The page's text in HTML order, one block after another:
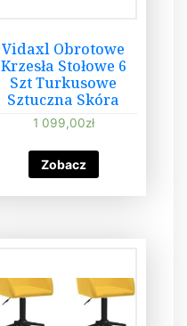
Vidaxl Obrotowe
Krzesła Stołowe 6
Szt Turkusowe
Sztuczna Skóra
1 099,00zł
Zobacz